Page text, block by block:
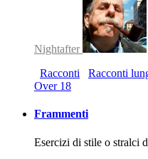
Nightafter
Racconti
Racconti
Over 18
Frammenti
Esercizi di stile o stralci